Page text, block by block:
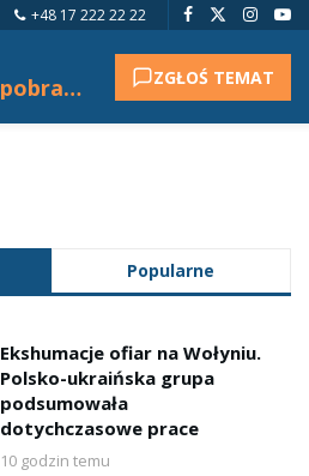
+48 17 222 22 22
Nie udało się pobrać tytułu. ZGŁOŚ TEMAT
Popularne
Ekshumacje ofiar na Wołyniu.
Polsko-ukraińska grupa
podsumowała
dotychczasowe prace
10 godzin temu